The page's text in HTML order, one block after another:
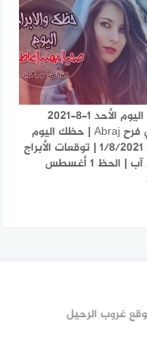
ابراج اليوم الأحد 1-8-2021
ماغي فرح Abraj | حظك اليوم
الأحد 1/8/2021 | توقعات الأبراج
الأحد آب | الحظ 1 أغسطس